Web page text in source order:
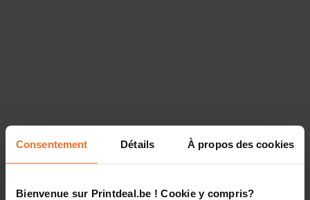
Consentement Détails À propos des cookies
Bienvenue sur Printdeal.be ! Cookie y compris?